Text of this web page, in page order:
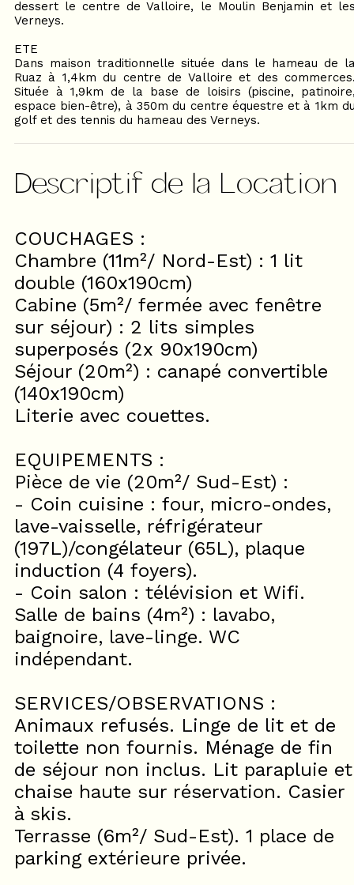
dessert le centre de Valloire, le Moulin Benjamin et
Verneys.
ETE
Dans maison traditionnelle située dans le hameau de
Ruaz à 1,4km du centre de Valloire et des
Située à 1,9km de la base de loisirs (piscine,
espace bien-être), à 350m du centre équestre et à 1km
golf et des tennis du hameau des Verneys.
Descriptif de la Location
COUCHAGES :
Chambre (11m²/ Nord-Est) : 1 lit
double (160x190cm)
Cabine (5m²/ fermée avec fenêtre
sur séjour) : 2 lits simples
superposés (2x 90x190cm)
Séjour (20m²) : canapé convertible
(140x190cm)
Literie avec couettes.
EQUIPEMENTS :
Pièce de vie (20m²/ Sud-Est) :
- Coin cuisine : four, micro-ondes,
lave-vaisselle, réfrigérateur
(197L)/congélateur (65L), plaque
induction (4 foyers).
- Coin salon : télévision et Wifi.
Salle de bains (4m²) : lavabo,
baignoire, lave-linge. WC
indépendant.
SERVICES/OBSERVATIONS :
Animaux refusés. Linge de lit et de
toilette non fournis. Ménage de fin
de séjour non inclus. Lit parapluie et
chaise haute sur réservation. Casier
à skis.
Terrasse (6m²/ Sud-Est). 1 place de
parking extérieure privée.